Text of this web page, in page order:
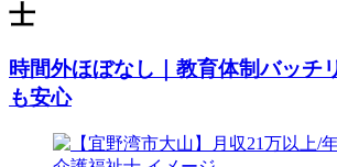
士
時間外ほぼなし｜教育体制バッチ
も安心